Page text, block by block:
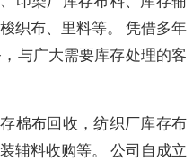
织布、里料等。 凭借多年
与广大需要库存处理的客
棉布回收，纺织厂库存布
辅料收购等。 公司自成立